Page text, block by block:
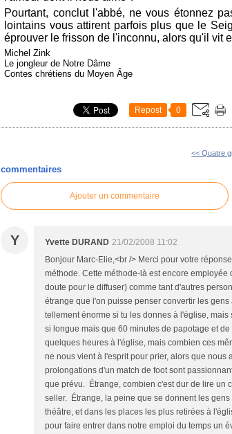
Pourtant, conclut l'abbé, ne vous étonnez
lointains vous attirent parfois plus que le
éprouver le frisson de l'inconnu, alors qu'il vit
Michel Zink
Le jongleur de Notre Dâme
Contes chrétiens du Moyen Âge
Repost 0
<< Quatre
commentaires
Ajouter un commentaire
Y Yvette DURAND 21/02/2008 11:02
Bonjour Marc-Elie,<br /> Merci pour votre
méthode. Cette méthode-là est encore
doute pour le diffuser) comme tant d'autres
étrange que l'on puisse penser convertir les
tellement énorme si tu les donnes à l'église,
si longue mais que 60 minutes de papotage et
quelques heures à l'église, mais combien ces
ne nous vient à l'esprit pour prier, alors que
prolongations d'un match de foot sont
que prévu. Étrange, combien c'est dur de lire un
seller. Étrange, la peine que se donnent les
théâtre, et dans les places les plus retirées à
pour faire entrer dans notre emploi du temps un